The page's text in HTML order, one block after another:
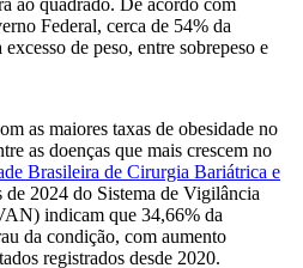
ao quadrado. De acordo com
Federal, cerca de 54% da
de peso, entre sobrepeso e
as maiores taxas de obesidade no
as doenças que mais crescem no
Brasileira de Cirurgia Bariátrica e
de 2024 do Sistema de Vigilância
indicam que 34,66% da
da condição, com aumento
registrados desde 2020.